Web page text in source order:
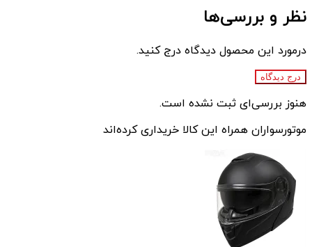
نظر و بررسی‌ها
درمورد این محصول دیدگاه درج کنید.
درج دیدگاه
هنوز بررسی‌ای ثبت نشده است.
موتورسواران همراه این کالا خریداری کرده‌اند